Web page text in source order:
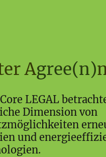
Agree(n)
LEGAL
Dimension von
und